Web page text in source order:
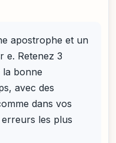
apostrophe et un
e. Retenez 3
la bonne
avec des
dans vos
les plus